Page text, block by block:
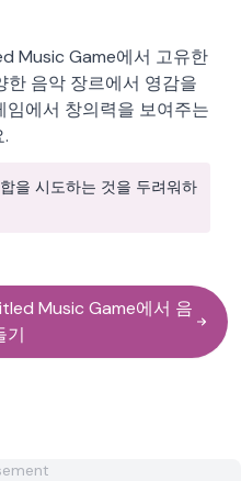
Music Game에서 고유한
한 음악 장르에서 영감을
에서 창의력을 보여주는
을 시도하는 것을 두려워하
Music Game에서 음
기